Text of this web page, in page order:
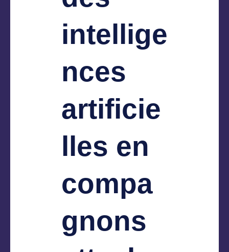
intellige
nces
artificie
lles en
compa
gnons